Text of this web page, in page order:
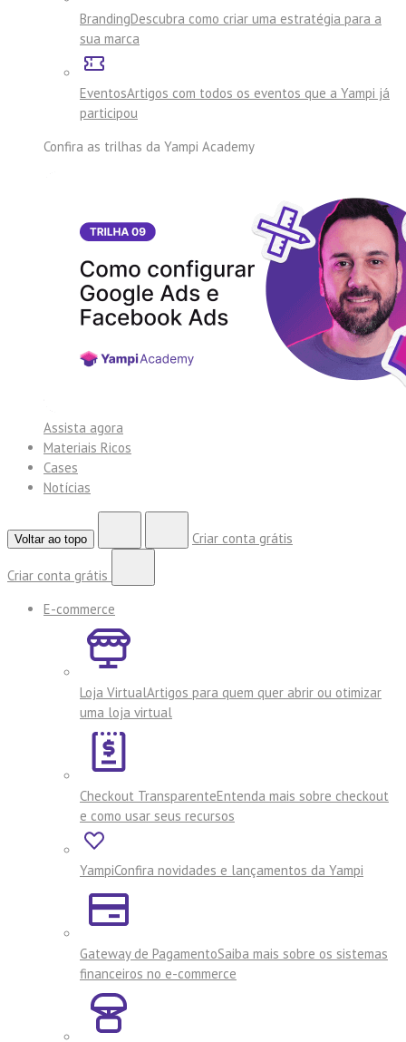
BrandingDescubra como criar uma estratégia para a
sua marca
EventosArtigos com todos os eventos que a Yampi já
participou
Confira as trilhas da Yampi Academy
Assista agora
Materiais Ricos
Cases
Notícias
Voltar ao topo Criar conta grátis
Criar conta grátis
E-commerce
Loja VirtualArtigos para quem quer abrir ou otimizar
uma loja virtual
Checkout TransparenteEntenda mais sobre checkout
e como usar seus recursos
YampiConfira novidades e lançamentos da Yampi
Gateway de PagamentoSaiba mais sobre os sistemas
financeiros no e-commerce